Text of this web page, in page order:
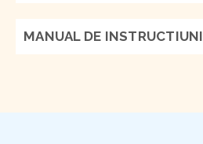
MANUAL DE INSTRUCTIUNI